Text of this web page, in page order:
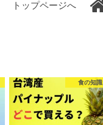
トップページへ
食の知識